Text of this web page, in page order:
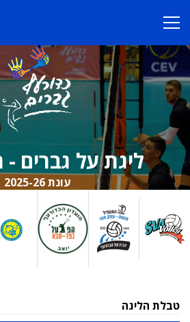
ליגת על גברים
עונת 2025-26
טבלת הליגה